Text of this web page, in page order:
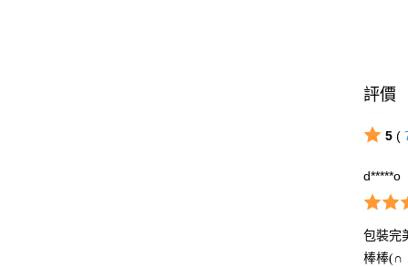
評價
5(
d*****o
包裝
棒棒